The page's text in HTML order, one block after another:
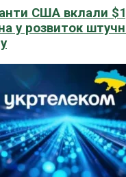
США вклали
у розвиток